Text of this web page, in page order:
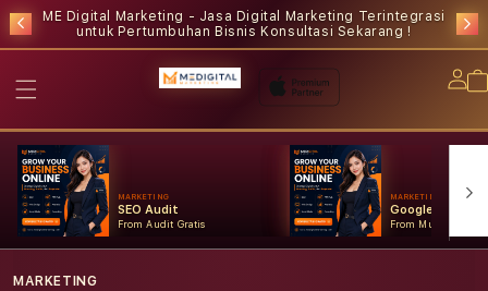
ME Digital Marketing - Jasa Digital Marketing Terintegrasi
untuk Pertumbuhan Bisnis Konsultasi Sekarang !
MARKETING
SEO Audit
From Audit Gratis
MARKETING
Google Ads
From Mulai
MARKETING